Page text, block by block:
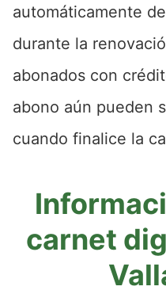
automáticamente
durante la
abonados con
abono aún pueden
cuando finalice la
carnet